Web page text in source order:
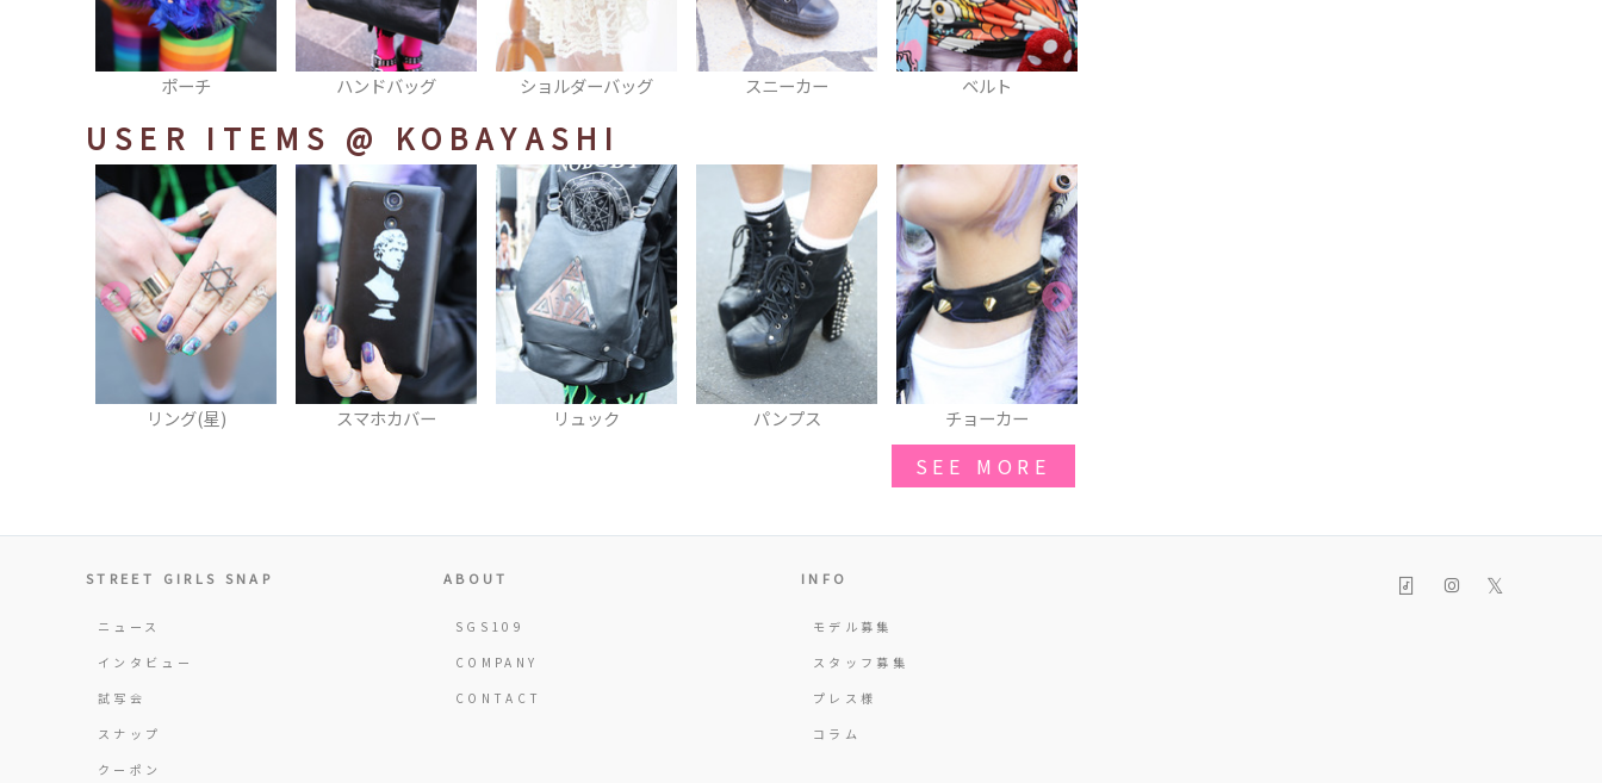
ハンドバッグ ショルダーバッグ スニーカー ベルト カーディガン
USER ITEMS @ KOBAYASHI
スマホカバー リュック パンプス チョーカー ピアス
SEE MORE
STREET GIRLS SNAP
ニュース
インタビュー
試写会
スナップ
クーポン
ABOUT
SGS109
COMPANY
CONTACT
INFO
モデル募集
スタッフ募集
プレス様
コラム
𝕏